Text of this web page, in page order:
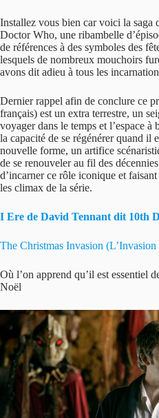
Installez vous bien car voici la saga
Doctor Who, une ribambelle
de références à des symboles des
lesquels de nombreux mouchoirs
avons dit adieu à tous les
Dernier rappel afin de conclure ce
français) est un extra terrestre, un
voyager dans le temps et l’espace
la capacité de se régénérer quand il
nouvelle forme, un artifice
de se renouveler au fil des
d’incarner ce rôle iconique et
les climax de la série.
I Ere de David Tennant dit 10th
The Christmas Invasion
Où l’on apprend qu’il est essentiel
Noël